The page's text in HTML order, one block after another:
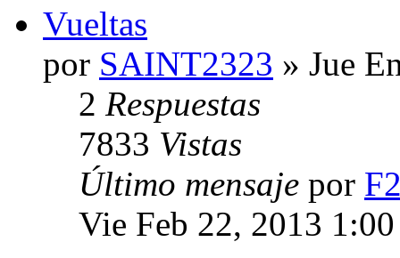
Vueltas
por SAINT2323 » Jue
2 Respuestas
7833 Vistas
Último mensaje por
Vie Feb 22, 2013